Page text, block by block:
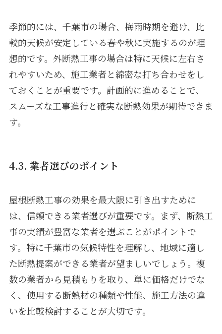
季節的には、千葉市の場合、梅雨時期を避け、比
較的天候が安定している春や秋に実施するのが理
想的です。外断熱工事の場合は特に天候に左右さ
れやすいため、施工業者と綿密な打ち合わせをし
ておくことが重要です。計画的に進めることで、
スムーズな工事進行と確実な断熱効果が期待できま
す。
4.3. 業者選びのポイント
屋根断熱工事の効果を最大限に引き出すために
は、信頼できる業者選びが重要です。まず、断熱工
事の実績が豊富な業者を選ぶことがポイントで
す。特に千葉市の気候特性を理解し、地域に適し
た断熱提案ができる業者が望ましいでしょう。複
数の業者から見積もりを取り、単に価格だけでな
く、使用する断熱材の種類や性能、施工方法の違
いを比較検討することが大切です。